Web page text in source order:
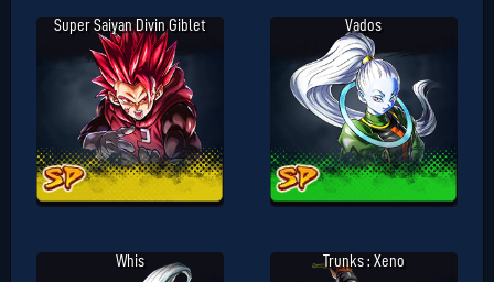
Super Saiyan Divin Giblet Vados
Whis Trunks : Xeno